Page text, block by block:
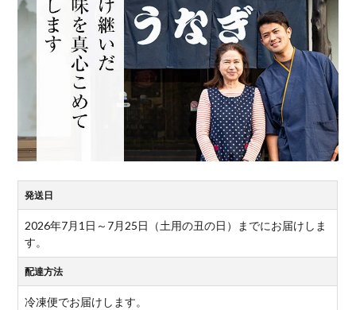
発送日
2026年7月1日～7月25日（土用の丑の日）までにお届けしま
す。
配達方法
冷凍便でお届けします。